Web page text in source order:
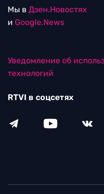
Мы в Дзен.Новостях
и Google.News
Уведомление об
технологий
RTVI в соцсетях